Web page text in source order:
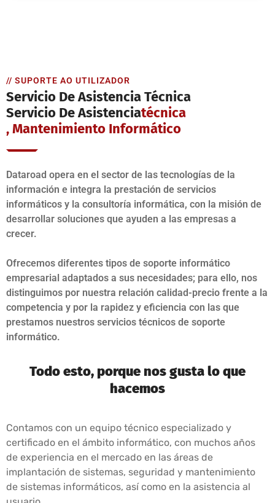
// SUPORTE AO UTILIZADOR
Servicio De Asistencia Técnica
Servicio De AsistenciaTécnica
, Mantenimiento Informático
Dataroad opera en el sector de las tecnologías de la
información e integra la prestación de servicios
informáticos y la consultoría informática, con la misión de
desarrollar soluciones que ayuden a las empresas a
crecer.
Ofrecemos diferentes tipos de soporte informático
empresarial adaptados a sus necesidades; para ello, nos
distinguimos por nuestra relación calidad-precio frente a la
competencia y por la rapidez y eficiencia con las que
prestamos nuestros servicios técnicos de soporte
informático.
Todo esto, porque nos gusta lo que
hacemos
Contamos con un equipo técnico especializado y
certificado en el ámbito informático, con muchos años
de experiencia en el mercado en las áreas de
implantación de sistemas, seguridad y mantenimiento
de sistemas informáticos, así como en la asistencia al